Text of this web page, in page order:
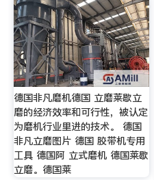
德国非凡磨机德国 立磨莱歇立
磨的经济效率和可行性，被认定
为磨机行业里进的技术。 德国
非凡立磨图片 德国 胶带机专用
工具 德国阿 立式磨机 德国莱歇
立磨。德国莱